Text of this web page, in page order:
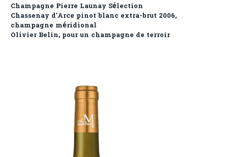
Champagne Pierre Launay Sélection
Chassenay d’Arce pinot blanc extra-brut 2006,
champagne méridional
Olivier Belin, pour un champagne de terroir